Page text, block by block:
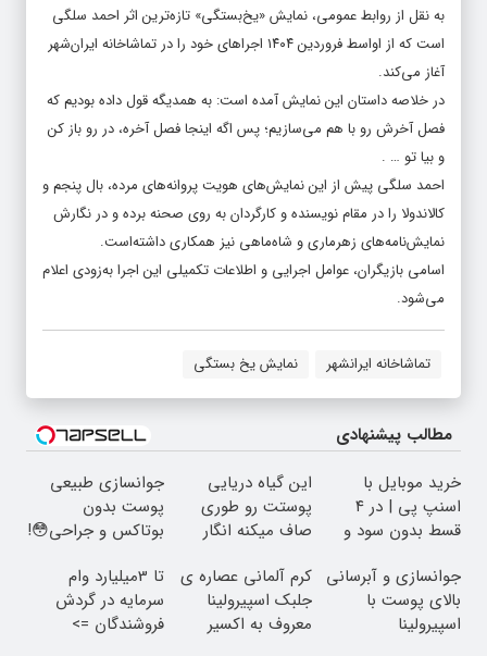
به نقل از روابط عمومی، نمایش «یخ‌بستگی» تازه‌ترین اثر احمد سلگی
است که از اواسط فروردین ۱۴۰۴ اجراهای خود را در تماشاخانه ایران‌شهر
آغاز می‌کند.
در خلاصه داستان این نمایش آمده است: به همدیگه قول داده بودیم که
فصل آخرش رو با هم می‌سازیم؛ پس اگه اینجا فصل آخره، در رو باز کن
و بیا تو … .
احمد سلگی پیش از این نمایش‌های هویت پروانه‌های مرده، بال پنجم و
کالاندولا را در مقام نویسنده و کارگردان به روی صحنه برده و در نگارش
نمایش‌نامه‌های زهرماری و شاه‌ماهی نیز همکاری داشته‌است.
اسامی بازیگران‌، عوامل اجرایی و اطلاعات تکمیلی این اجرا به‌زودی اعلام
می‌شود.
تماشاخانه ایرانشهر نمایش یخ بستگی
مطالب پیشنهادی
خرید موبایل با
اسنپ پی | در ۴
قسط بدون سود و
این گیاه دریایی
پوستت رو طوری
صاف میکنه انگار
🔥
جوانسازی طبیعی
پوست بدون
بوتاکس و جراحی😳!
جوانسازی و آبرسانی
بالای پوست با
اسپیرولینا
کرم آلمانی عصاره ی
جلبک اسپیرولینا
معروف به اکسیر
تا 3میلیارد وام
سرمایه در گردش
فروشندگان =>